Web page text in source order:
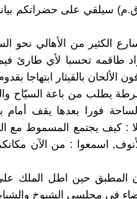
(أوروكاجينا -2342 ق.م) سيلقي على
الكثير من الأهالي نحو
طاقمه تحسبا لأي طارئ
الألحان بالقيثار ابتهاجا
يطلب من باعة السيّاح
الساحة فورا بعدها يقف
: كيف يجتمع المسموط مع
اسمعوا : من الآن
المطبق حين اطل الملك
في مجلسي الشيوخ